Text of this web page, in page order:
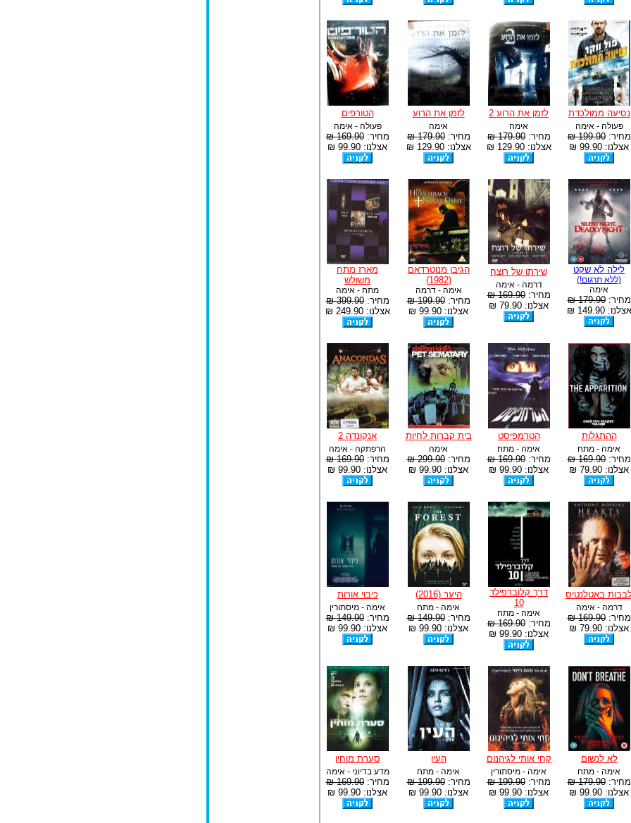
נסיעה ממולכדת
פעולה - אימה
מחיר:199.90 ₪
אצלנו: 99.90 ₪
לזמן את הרוע 2
אימה
מחיר:179.90 ₪
אצלנו: 129.90 ₪
לזמן את הרוע
אימה
מחיר:179.90 ₪
אצלנו: 129.90 ₪
הטורפים
פעולה - אימה
מחיר:169.90 ₪
אצלנו: 99.90 ₪
לילה לא שקט
(ללא תרגום!)
אימה
מחיר:179.90 ₪
אצלנו: 149.90 ₪
שירתו של רוצח
דרמה - אימה
מחיר:169.90 ₪
אצלנו: 79.90 ₪
הגיבן מנוטרדאם
(1982)
אימה - דרמה
מחיר:199.90 ₪
אצלנו: 99.90 ₪
מארז מתח
משולש
מתח - אימה
מחיר:399.90 ₪
אצלנו: 249.90 ₪
ההתגלות
אימה - מתח
מחיר:169.90 ₪
אצלנו: 79.90 ₪
הטרמפיסט
אימה - מתח
מחיר:169.90 ₪
אצלנו: 99.90 ₪
בית קברות לחיות
אימה
מחיר:299.90 ₪
אצלנו: 99.90 ₪
אנקונדה 2
הרפתקה - אימה
מחיר:169.90 ₪
אצלנו: 99.90 ₪
באטלנטיס
דרמה - אימה
מחיר:169.90 ₪
אצלנו: 79.90 ₪
דרך קלוברפילד
10
אימה - מתח
מחיר:169.90 ₪
אצלנו: 99.90 ₪
היער (2016)
אימה - מתח
מחיר:149.90 ₪
אצלנו: 99.90 ₪
כיבוי אורות
אימה - מיסתורין
מחיר:149.90 ₪
אצלנו: 99.90 ₪
לא לנשום
אימה - מתח
מחיר:179.90 ₪
אצלנו: 99.90 ₪
קחי אותי לגיהנום
אימה - מיסתורין
מחיר:199.90 ₪
אצלנו: 99.90 ₪
העין
אימה - מתח
מחיר:199.90 ₪
אצלנו: 99.90 ₪
סערת מוחין
מדע בדיוני - אימה
מחיר:169.90 ₪
אצלנו: 99.90 ₪